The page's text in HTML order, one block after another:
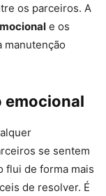
os parceiros. A
e os
manutenção
emocional
se sentem
flui de forma mais
de resolver. É